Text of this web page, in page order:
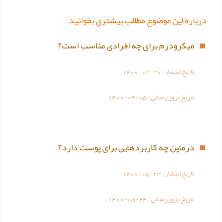
درباره این موضوع مطالب بیشتری بخوانید
میکرودرم برای چه افرادی مناسب است؟
تاریخ انتشار :1400-02-30
تاریخ بروز رسانی :1400-03-05
درماپن چه کاربردهایی برای پوست دارد؟
تاریخ انتشار :1400-05-23
تاریخ بروز رسانی :1400-05-24